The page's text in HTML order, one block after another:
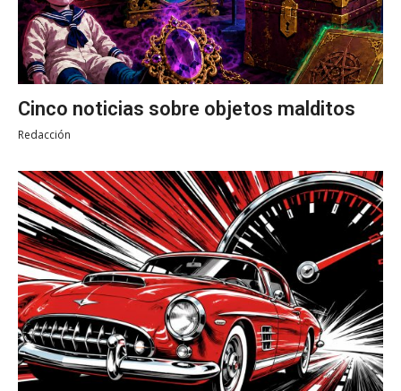
Cinco noticias sobre objetos malditos
Redacción